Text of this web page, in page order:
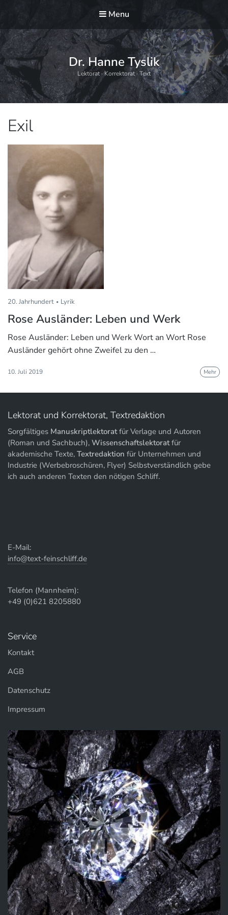
Menu
Dr. Hanne Tyslik
Lektorat · Korrektorat · Text
Schlagwort:
Exil
20. Jahrhundert Lyrik
Rose Ausländer: Leben und Werk
Rose Ausländer: Leben und Werk Wort an Wort Rose
Ausländer gehört ohne Zweifel zu den …
10. Juli 2019 Mehr
Lektorat und Korrektorat, Textredaktion
Sorgfältiges Manuskriptlektoratfür Verlage und Autoren
(Roman und Sachbuch), Wissenschaftslektoratfür
akademische Texte, Textredaktion für Unternehmen und
Industrie (Werbebroschüren, Flyer) Selbstverständlich gebe
ich auch anderen Texten den nötigen Schliff.
E-Mail:
info@text-feinschliff.de
Telefon (Mannheim):
+49 (0)621 8205880
Service
Kontakt
AGB
Datenschutz
Impressum